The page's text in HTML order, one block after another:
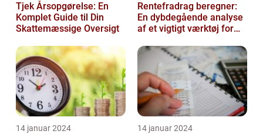
Tjek Årsopgørelse: En
Komplet Guide til Din
Skattemæssige Oversigt
Rentefradrag beregner:
En dybdegående analyse
af et vigtigt værktøj for
14 januar 2024 14 januar 2024